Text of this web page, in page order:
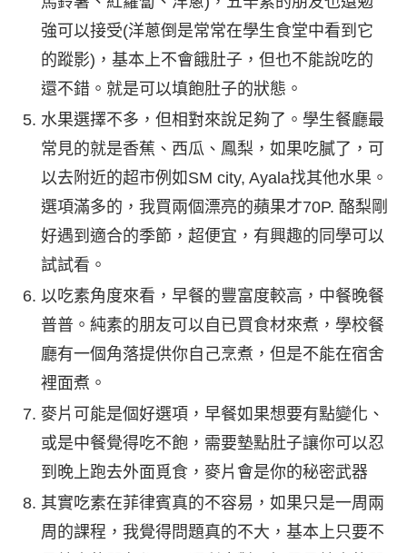
強可以接受(洋蔥倒是常常在學生食堂中看到它
的蹤影)，基本上不會餓肚子，但也不能說吃的
還不錯。就是可以填飽肚子的狀態。
水果選擇不多，但相對來說足夠了。學生餐廳最
常見的就是香蕉、西瓜、鳳梨，如果吃膩了，可
以去附近的超市例如SM city, Ayala找其他水果。
選項滿多的，我買兩個漂亮的蘋果才70P. 酪梨剛
好遇到適合的季節，超便宜，有興趣的同學可以
試試看。
以吃素角度來看，早餐的豐富度較高，中餐晚餐
普普。純素的朋友可以自已買食材來煮，學校餐
廳有一個角落提供你自己烹煮，但是不能在宿舍
裡面煮。
麥片可能是個好選項，早餐如果想要有點變化、
或是中餐覺得吃不飽，需要墊點肚子讓你可以忍
到晚上跑去外面覓食，麥片會是你的秘密武器
其實吃素在菲律賓真的不容易，如果只是一周兩
周的課程，我覺得問題真的不大，基本上只要不